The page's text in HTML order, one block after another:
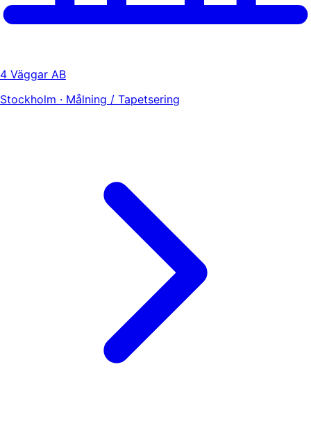
4 Väggar AB
Stockholm · Målning / Tapetsering